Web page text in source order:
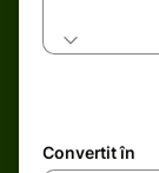
Convertit în